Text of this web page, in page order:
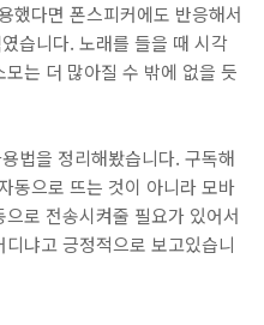
했다면 폰스피커에도 반응해서
습니다. 노래를 들을 때 시각
는 더 많아질 수 밖에 없을 듯
법을 정리해봤습니다. 구독해
동으로 뜨는 것이 아니라 모바
로 전송시켜줄 필요가 있어서
냐고 긍정적으로 보고있습니